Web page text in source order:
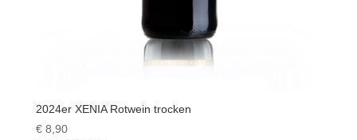
2024er XENIA Rotwein trocken
€8,90